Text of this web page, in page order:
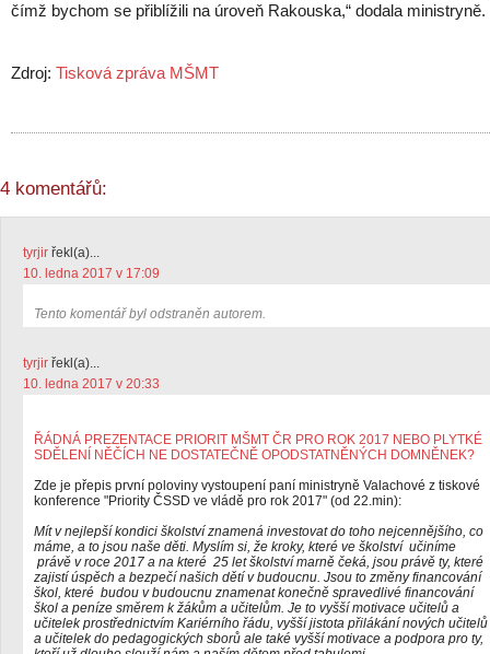
čímž bychom se přiblížili na úroveň Rakouska,“ dodala ministryně.
Zdroj: Tisková zpráva MŠMT
4 komentářů:
tyrjir řekl(a)...
10. ledna 2017 v 17:09
Tento komentář byl odstraněn autorem.
tyrjir řekl(a)...
10. ledna 2017 v 20:33
ŘÁDNÁ PREZENTACE PRIORIT MŠMT ČR PRO ROK 2017 NEBO PLYTKÉ
SDĚLENÍ NĚČÍCH NE DOSTATEČNĚ OPODSTATNĚNÝCH DOMNĚNEK?
Zde je přepis první poloviny vystoupení paní ministryně Valachové z tiskové
konference "Priority ČSSD ve vládě pro rok 2017" (od 22.min):
Mít v nejlepší kondici školství znamená investovat do toho nejcennějšího, co
máme, a to jsou naše děti. Myslím si, že kroky, které ve školství učiníme
právě v roce 2017 a na které 25 let školství marně čeká, jsou právě ty, které
zajistí úspěch a bezpečí našich dětí v budoucnu. Jsou to změny financování
škol, které budou v budoucnu znamenat konečně spravedlivé financování
škol a peníze směrem k žákům a učitelům. Je to vyšší motivace učitelů a
učitelek prostřednictvím Kariérního řádu, vyšší jistota přilákání nových učitelů
a učitelek do pedagogických sborů ale také vyšší motivace a podpora pro ty,